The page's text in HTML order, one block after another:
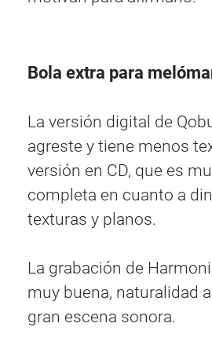
Bola extra para
La versión digital de
agreste y tiene menos
versión en CD, que es
completa en cuanto a
texturas y planos.
La grabación de
muy buena, naturalidad
gran escena sonora.